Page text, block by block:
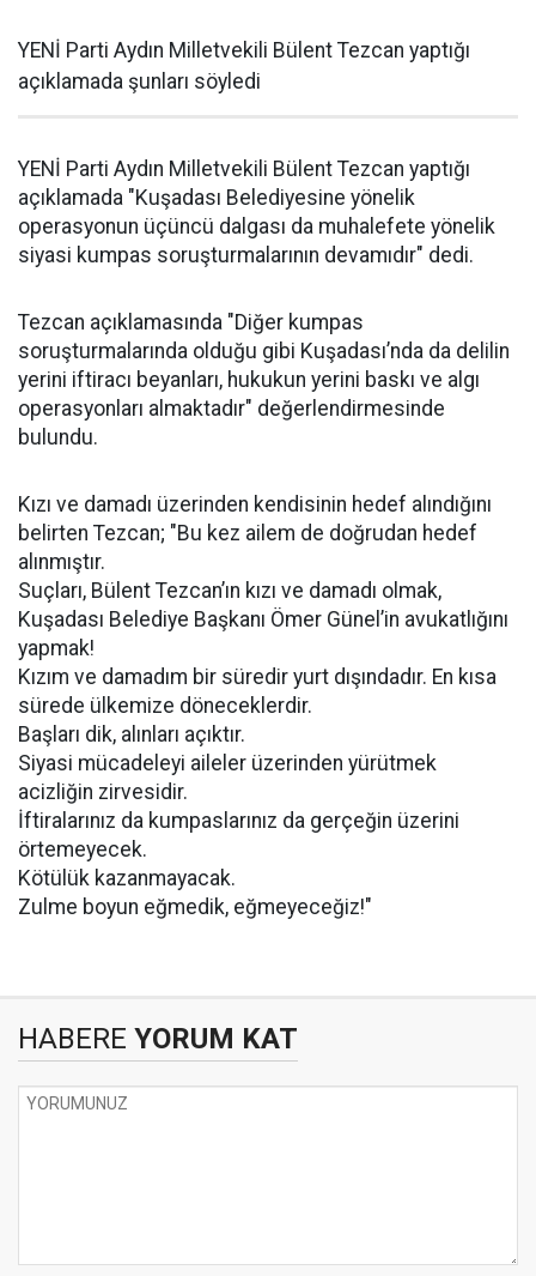
YENİ Parti Aydın Milletvekili Bülent Tezcan yaptığı
açıklamada şunları söyledi
YENİ Parti Aydın Milletvekili Bülent Tezcan yaptığı
açıklamada "Kuşadası Belediyesine yönelik
operasyonun üçüncü dalgası da muhalefete yönelik
siyasi kumpas soruşturmalarının devamıdır" dedi.
Tezcan açıklamasında "Diğer kumpas
soruşturmalarında olduğu gibi Kuşadası’nda da delilin
yerini iftiracı beyanları, hukukun yerini baskı ve algı
operasyonları almaktadır" değerlendirmesinde
bulundu.
Kızı ve damadı üzerinden kendisinin hedef alındığını
belirten Tezcan; "Bu kez ailem de doğrudan hedef
alınmıştır.
Suçları, Bülent Tezcan’ın kızı ve damadı olmak,
Kuşadası Belediye Başkanı Ömer Günel’in avukatlığını
yapmak!
Kızım ve damadım bir süredir yurt dışındadır. En kısa
sürede ülkemize döneceklerdir.
Başları dik, alınları açıktır.
Siyasi mücadeleyi aileler üzerinden yürütmek
acizliğin zirvesidir.
İftiralarınız da kumpaslarınız da gerçeğin üzerini
örtemeyecek.
Kötülük kazanmayacak.
Zulme boyun eğmedik, eğmeyeceğiz!"
HABERE YORUM KAT